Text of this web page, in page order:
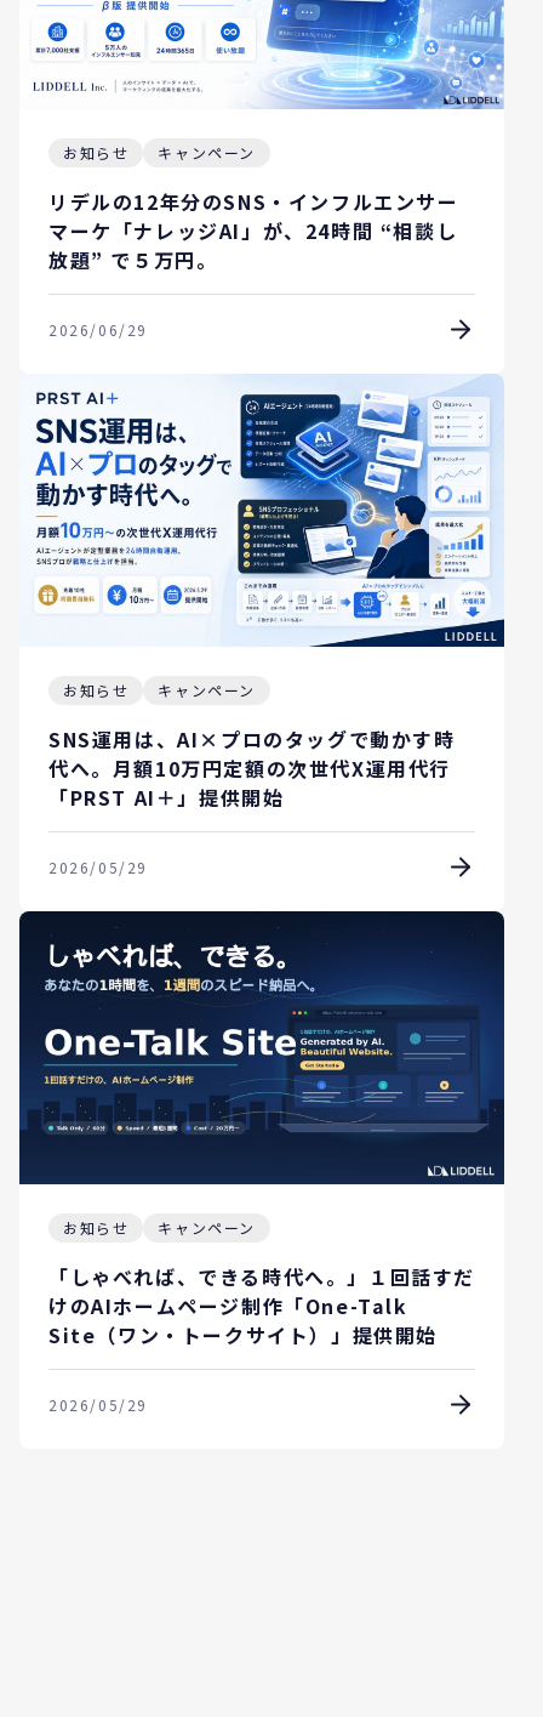
お知らせ キャンペーン
リデルの12年分のSNS・インフルエンサー
マーケ「ナレッジAI」が、24時間 “相談し
放題” で５万円。
2026/06/29
お知らせ キャンペーン
SNS運用は、AI×プロのタッグで動かす時
代へ。月額10万円定額の次世代X運用代行
「PRST AI＋」提供開始
2026/05/29
お知らせ キャンペーン
「しゃべれば、できる時代へ。」１回話すだ
けのAIホームページ制作「One-Talk
Site（ワン・トークサイト）」提供開始
2026/05/29